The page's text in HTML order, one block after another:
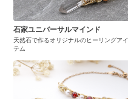
石家ユニバーサルマインド
天然石で作るオリジナルのヒーリングアイ
テム